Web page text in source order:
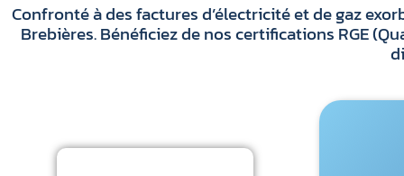
Confronté à des factures d’électricité et de gaz
Brebières. Bénéficiez de nos certifications RGE